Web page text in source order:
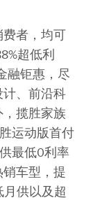
者，均可
超低利
融钜惠，尽
、前沿科
揽胜家族
运动版首付
最低0利率
车型，提
月供以及超